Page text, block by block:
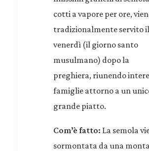
cotti a vapore per ore,
tradizionalmente servito il
venerdì (il giorno santo
musulmano) dopo la
preghiera, riunendo intere
famiglie attorno a un
grande piatto.
Com’è fatto: La semola
sormontata da una